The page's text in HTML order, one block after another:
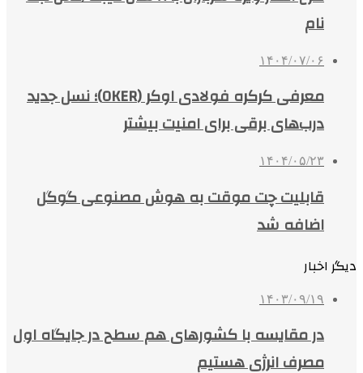
نام
۱۴۰۴/۰۷/۰۶
معرفی کرکره فولادی اوکر (OKER)؛ نسل جدید
درب‌های برقی برای امنیت بیشتر
۱۴۰۴/۰۵/۲۳
قابلیت چت موقت به هوش مصنوعی گوگل
اضافه شد
دیگر اخبار
۱۴۰۳/۰۹/۱۹
در مقایسه با کشورهای هم سطح در جایگاه اول
مصرف انرژی هستیم